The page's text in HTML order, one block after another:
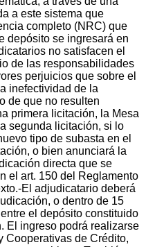
a este sistema que
completo (NRC) que
depósito se ingresará en
no satisfacen el
de las responsabilidades
perjuicios que sobre el
inefectividad de la
de que no resulten
primera licitación, la Mesa
segunda licitación, si lo
tipo de subasta en el
o bien anunciará la
directa que se
el art. 150 del Reglamento
El adjudicatario deberá
o dentro de 15
el depósito constituido
El ingreso podrá realizarse
Cooperativas de Crédito,